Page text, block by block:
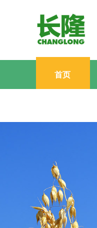
首页